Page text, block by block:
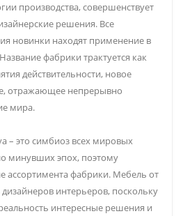
производства, совершенствует
решения. Все
новинки находят применение в
фабрики трактуется как
действительности, новое
отражающее непрерывно
мира.
– это симбиоз всех мировых
минувших эпох, поэтому
ассортимента фабрики. Мебель от
интерьеров, поскольку
интересные решения и